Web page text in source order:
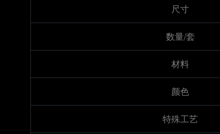
尺寸
数量/套
材料
颜色
特殊工艺